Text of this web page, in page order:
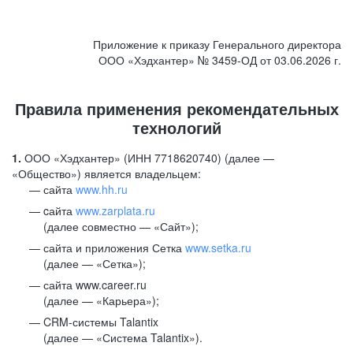
Приложение к приказу Генерального директора
ООО «Хэдхантер» № 3459-ОД от 03.06.2026 г.
Правила применения рекомендательных
технологий
1. ООО «Хэдхантер» (ИНН 7718620740) (далее —
«Общество») является владельцем:
сайта www.hh.ru
cайта www.zarplata.ru
(далее совместно — «Сайт»);
сайта и приложения Сетка www.setka.ru
(далее — «Сетка»);
сайта www.career.ru
(далее — «Карьера»);
CRM-системы Talantix
(далее — «Система Talantix»).